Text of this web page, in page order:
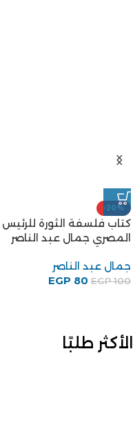
-20%
كتاب فلسفة الثورة للرئيس
المصري جمال عبد الناصر
جمال عبد الناصر
EGP100
EGP 80
الأكثر طلبًا